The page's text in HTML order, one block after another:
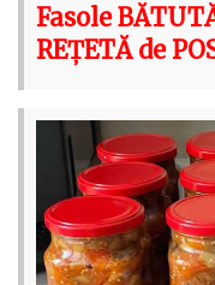
Fasole
REȚETĂ de